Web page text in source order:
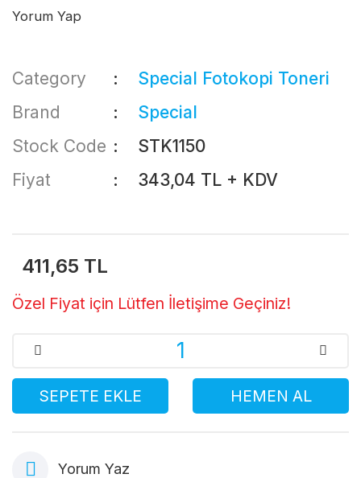
Yorum Yap
Category
Special Fotokopi Toneri
Brand
Special
Stock Code
STK1150
Fiyat
343,04 TL + KDV
411,65 TL
Özel Fiyat için Lütfen İletişime Geçiniz!
SEPETE EKLE HEMEN AL
Yorum Yaz